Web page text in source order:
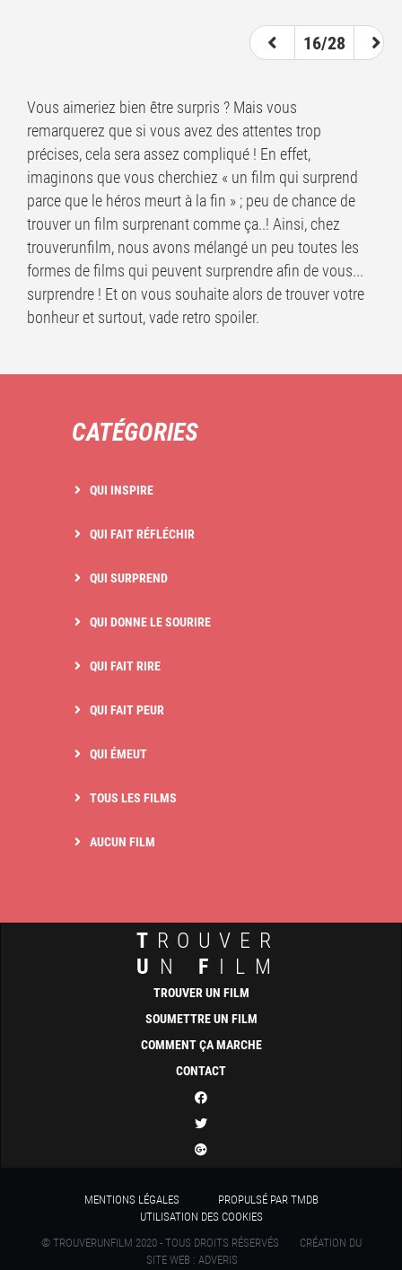
16/28
Vous aimeriez bien être surpris ? Mais vous
remarquerez que si vous avez des attentes trop
précises, cela sera assez compliqué ! En effet,
imaginons que vous cherchiez « un film qui surprend
parce que le héros meurt à la fin » ; peu de chance de
trouver un film surprenant comme ça..! Ainsi, chez
trouverunfilm, nous avons mélangé un peu toutes les
formes de films qui peuvent surprendre afin de vous...
surprendre ! Et on vous souhaite alors de trouver votre
bonheur et surtout, vade retro spoiler.
CATÉGORIES
QUI INSPIRE
QUI FAIT RÉFLÉCHIR
QUI SURPREND
QUI DONNE LE SOURIRE
QUI FAIT RIRE
QUI FAIT PEUR
QUI ÉMEUT
TOUS LES FILMS
AUCUN FILM
T ROUVER
U N F ILM
TROUVER UN FILM
SOUMETTRE UN FILM
COMMENT ÇA MARCHE
CONTACT
MENTIONS LÉGALES
PROPULSÉ PAR TMDB
UTILISATION DES COOKIES
© TROUVERUNFILM 2020 - TOUS DROITS RÉSERVÉS
CRÉATION DU
SITE WEB : ADVERIS